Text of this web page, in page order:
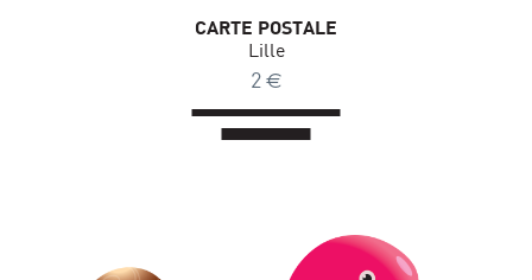
CARTE POSTALE
Lille
2 €